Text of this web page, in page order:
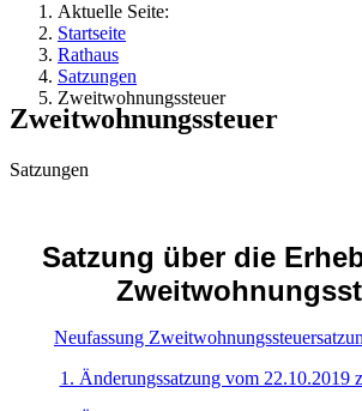
Aktuelle Seite:
Startseite
Rathaus
Satzungen
Zweitwohnungssteuer
Zweitwohnungssteuer
Satzungen
Satzung über die
Neufassung
1. Änderungssatzung vom 22.10.2019